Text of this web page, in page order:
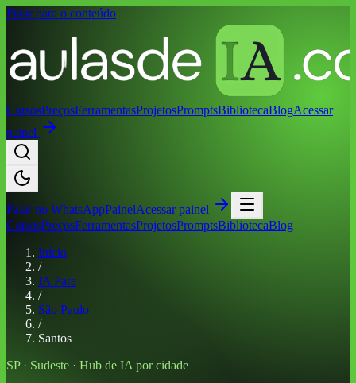
Pular para o conteúdo
CursosPreçosFerramentasProjetosPromptsBibliotecaBlogAcessar
painel
Falar no WhatsAppPainelAcessar painel
CursosPreçosFerramentasProjetosPromptsBibliotecaBlog
Início
/
IA Para
/
São Paulo
/
Santos
SP· Sudeste · Hub de IA por cidade